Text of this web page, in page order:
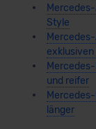
Style
exklusiven
und reifer
länger